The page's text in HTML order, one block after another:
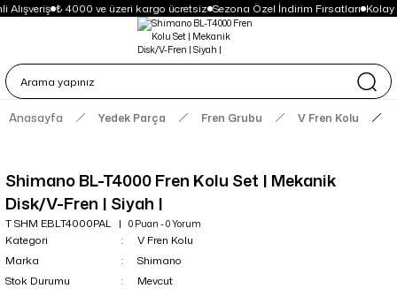
Alışveriş ₺ 4000 ve üzeri kargo ücretsiz Sezona Özel İndirim Fırsatları Kolay
Anasayfa Yedek Parça Fren Grubu V Fren Kolu
Shimano BL-T4000 Fren Kolu Set | Mekanik
Disk/V-Fren | Siyah |
T SHM EBLT4000PAL 0 Puan - 0 Yorum
Kategori
V Fren Kolu
Marka
Shimano
Stok Durumu
Mevcut